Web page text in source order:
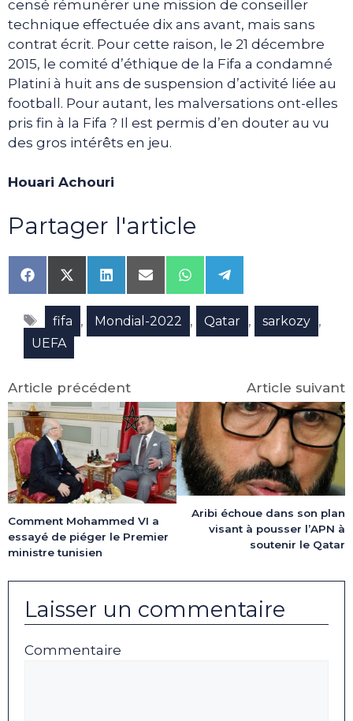
censé rémunérer une mission de conseiller
technique effectuée dix ans avant, mais sans
contrat écrit. Pour cette raison, le 21 décembre
2015, le comité d’éthique de la Fifa a condamné
Platini à huit ans de suspension d’activité liée au
football. Pour autant, les malversations ont-elles
pris fin à la Fifa ? Il est permis d’en douter au vu
des gros intérêts en jeu.
Houari Achouri
Partager l'article
Share
on
Facebook
Share
on
X
(Twitter)
Share
on
LinkedIn
Share
on
Email
Share
on
WhatsApp
Share
on
Telegram
Étiquettes
fifa , Mondial-2022 , Qatar , sarkozy ,
UEFA
Article précédent
Comment Mohammed VI a
essayé de piéger le Premier
ministre tunisien
Article suivant
Aribi échoue dans son plan
visant à pousser l’APN à
soutenir le Qatar
Laisser un commentaire
Commentaire